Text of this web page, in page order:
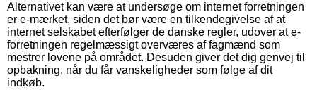
Alternativet kan være at undersøge om internet forretningen
er e-mærket, siden det bør være en tilkendegivelse af at
internet selskabet efterfølger de danske regler, udover at e-
forretningen regelmæssigt overværes af fagmænd som
mestrer lovene på området. Desuden giver det dig genvej til
opbakning, når du får vanskeligheder som følge af dit
indkøb.